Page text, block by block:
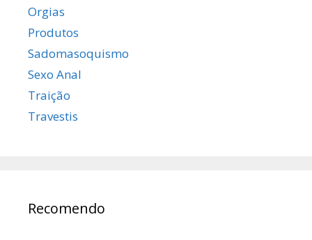
Orgias
Produtos
Sadomasoquismo
Sexo Anal
Traição
Travestis
Recomendo